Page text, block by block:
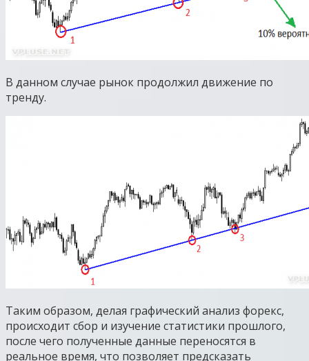
В данном случае рынок продолжил движение по
тренду.
Таким образом, делая графический анализ форекс,
происходит сбор и изучение статистики прошлого,
после чего полученные данные переносятся в
реальное время, что позволяет предсказать